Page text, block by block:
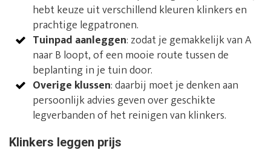
hebt keuze uit verschillend kleuren klinkers en
prachtige legpatronen.
Tuinpad aanleggen: zodat je gemakkelijk van A
naar B loopt, of een mooie route tussen de
beplanting in je tuin door.
Overige klussen: daarbij moet je denken aan
persoonlijk advies geven over geschikte
legverbanden of het reinigen van klinkers.
Klinkers leggen prijs